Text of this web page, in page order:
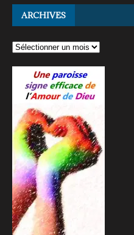
ARCHIVES